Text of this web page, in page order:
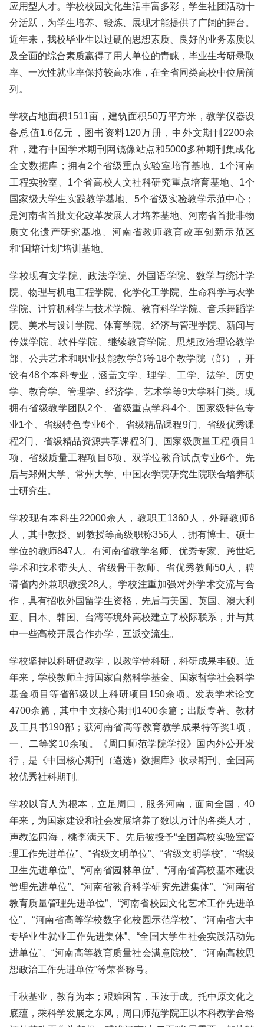
应用型人才。学校校园文化生活丰富多彩，学生社团活动十
分活跃，为学生培养、锻炼、展现才能提供了广阔的舞台。
近年来，我校毕业生以过硬的思想素质、良好的业务素质以
及全面的综合素质赢得了用人单位的青睐，毕业生考研录取
率、一次性就业率保持较高水准，在全省同类高校中位居前
列。
学校占地面积1511亩，建筑面积50万平方米，教学仪器设
备总值1.6亿元，图书资料120万册，中外文期刊2200余
种，建有中国学术期刊网镜像站点和5000多种期刊集成化
全文数据库；拥有2个省级重点实验室培育基地、1个河南
工程实验室、1个省高校人文社科研究重点培育基地、1个
国家级大学生实践教学基地、5个省级实验教学示范中心；
是河南省首批文化改革发展人才培养基地、河南省首批非物
质文化遗产研究基地、河南省教师教育改革创新示范区
和“国培计划”培训基地。
学校现有文学院、政法学院、外国语学院、数学与统计学
院、物理与机电工程学院、化学化工学院、生命科学与农学
学院、计算机科学与技术学院、教育科学学院、音乐舞蹈学
院、美术与设计学院、体育学院、经济与管理学院、新闻与
传媒学院、软件学院、继续教育学院、思想政治理论教学
部、公共艺术和职业技能教学部等18个教学院（部），开
设有48个本科专业，涵盖文学、理学、工学、法学、历史
学、教育学、管理学、经济学、艺术学等9大学科门类。现
拥有省级教学团队2个、省级重点学科4个、国家级特色专
业1个、省级特色专业6个、省级精品课程9门、省级优秀课
程2门、省级精品资源共享课程3门、国家级质量工程项目1
项、省级质量工程项目6项、双学位教育试点专业6个。先
后与郑州大学、常州大学、中国农学院研究生院联合培养硕
士研究生。
学校现有本科生22000余人，教职工1360人，外籍教师6
人，其中教授、副教授等高级职称356人，拥有博士、硕士
学位的教师847人。有河南省教学名师、优秀专家、跨世纪
学术和技术带头人、省级骨干教师、省优秀教师50人，聘
请省内外兼职教授28人。学校注重加强对外学术交流与合
作，具有招收外国留学生资格，先后与美国、英国、澳大利
亚、日本、韩国、台湾等境外高校建立了校际联系，并与其
中一些高校开展合作办学，互派交流生。
学校坚持以科研促教学，以教学带科研，科研成果丰硕。近
年来，学校教师主持国家自然科学基金、国家哲学社会科学
基金项目等省部级以上科研项目150余项。发表学术论文
4700余篇，其中中文核心期刊1400余篇；出版专著、教材
及工具书190部；获河南省高等教育教学成果特等奖1项，
一、二等奖10余项。《周口师范学院学报》国内外公开发
行，是《中国核心期刊（遴选）数据库》收录期刊、全国高
校优秀社科期刊。
学校以育人为根本，立足周口，服务河南，面向全国，40
年来，为国家建设和社会发展培养了数以万计的各类人才，
声教迄四海，桃李满天下。先后被授予“全国高校实验室管
理工作先进单位”、“省级文明单位”、“省级文明学校”、“省级
卫生先进单位”、“河南省园林单位”、“河南省高校基本建设
管理先进单位”、“河南省教育科学研究先进集体”、“河南省
教育质量管理先进单位”、“河南省校园文化艺术工作先进单
位”、“河南省高等学校数字化校园示范学校”、“河南省大中
专毕业生就业工作先进集体”、“全国大学生社会实践活动先
进单位”、“河南高等教育质量社会满意院校”、“河南高校思
想政治工作先进单位”等荣誉称号。
千秋基业，教育为本；艰难困苦，玉汝于成。托中原文化之
底蕴，乘科学发展之东风，周口师范学院正以本科教学合格